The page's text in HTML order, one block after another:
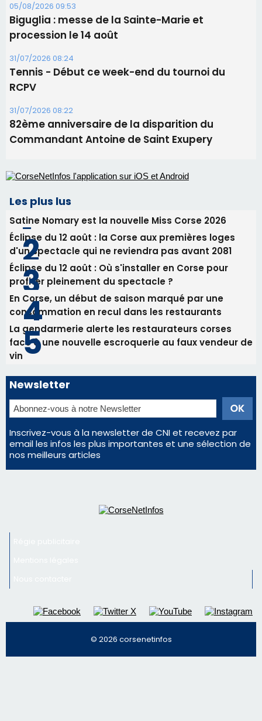
05/08/2026 09:53
Biguglia : messe de la Sainte-Marie et
procession le 14 août
31/07/2026 08:24
Tennis - Début ce week-end du tournoi du
RCPV
31/07/2026 08:22
82ème anniversaire de la disparition du
Commandant Antoine de Saint Exupery
Les plus lus
Satine Nomary est la nouvelle Miss Corse 2026
Éclipse du 12 août : la Corse aux premières loges
d'un spectacle qui ne reviendra pas avant 2081
Éclipse du 12 août : Où s'installer en Corse pour
profiter pleinement du spectacle ?
En Corse, un début de saison marqué par une
consommation en recul dans les restaurants
La gendarmerie alerte les restaurateurs corses
face à une nouvelle escroquerie au faux vendeur de
vin
Newsletter
Inscrivez-vous à la newsletter de CNI et recevez par
email les infos les plus importantes et une sélection de
nos meilleurs articles
© 2026 corsenetinfos